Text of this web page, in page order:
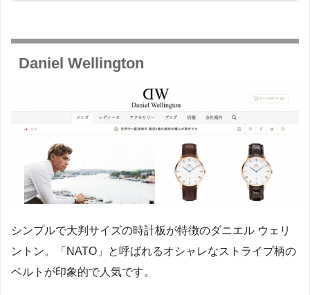
Daniel Wellington
シンプルで大判サイズの時計板が特徴のダニエル ウェリ
ントン。「NATO」と呼ばれるオシャレなストライプ柄の
ベルトが印象的で人気です。